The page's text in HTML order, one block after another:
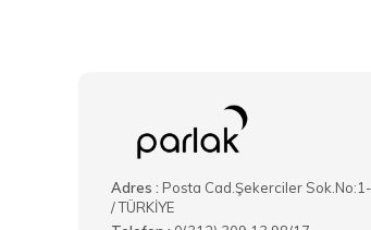
Adres : Posta Cad.Şekerciler
/ TÜRKİYE